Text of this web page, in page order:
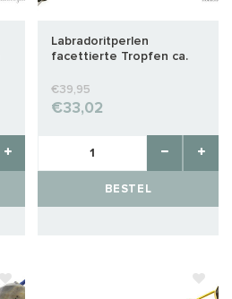
Labradoritperlen
facettierte Tropfen ca.
€39,95
€33,02
BESTEL